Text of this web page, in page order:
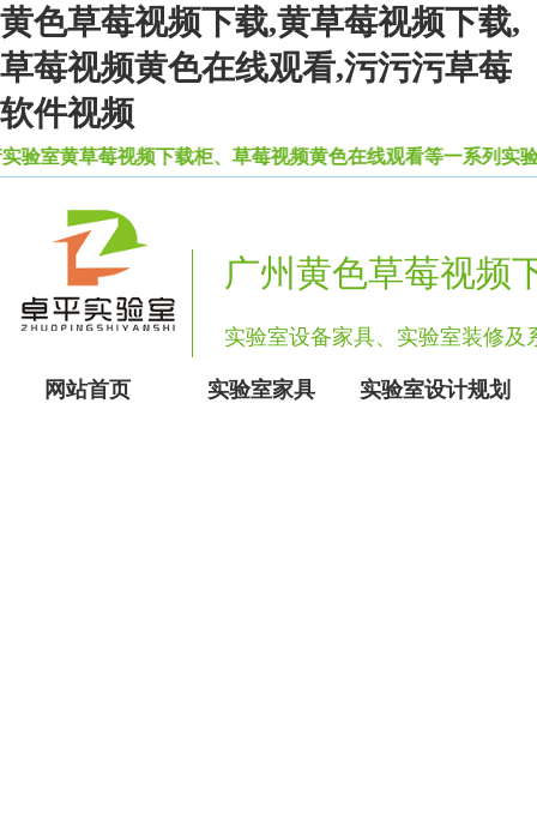
黄色草莓视频下载,黄草莓视频下载,
草莓视频黄色在线观看,污污污草莓
软件视频
黄草莓视频下载柜、草莓视频黄色在线观看等一系列实验室设
广州黄色草莓视频
实验室设备家具、实验室装修
网站首页 实验室家具 实验室设计规划